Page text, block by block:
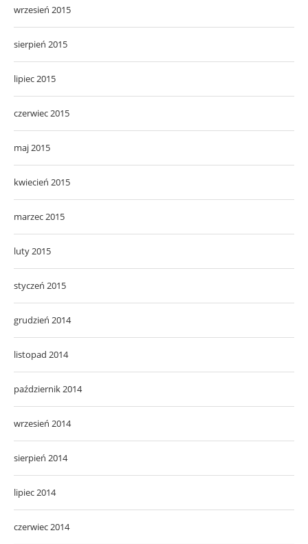
wrzesień 2015
sierpień 2015
lipiec 2015
czerwiec 2015
maj 2015
kwiecień 2015
marzec 2015
luty 2015
styczeń 2015
grudzień 2014
listopad 2014
październik 2014
wrzesień 2014
sierpień 2014
lipiec 2014
czerwiec 2014